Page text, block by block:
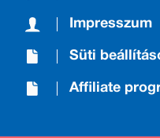
Impresszum
Süti
Affiliate